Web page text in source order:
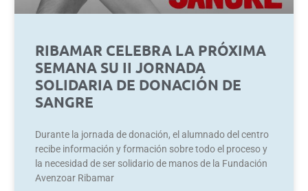
RIBAMAR CELEBRA LA PRÓXIMA
SEMANA SU II JORNADA
SOLIDARIA DE DONACIÓN DE
SANGRE
Durante la jornada de donación, el alumnado del centro
recibe información y formación sobre todo el proceso y
la necesidad de ser solidario de manos de la Fundación
Avenzoar Ribamar